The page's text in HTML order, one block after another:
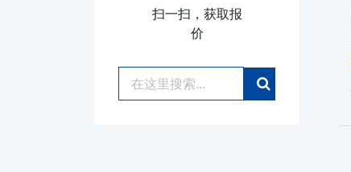
扫一扫，获取报
价